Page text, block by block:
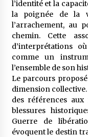
l’identité et la
la poignée de la
l’arrachement, au
chemin. Cette
d’interprétations
comme un
l’ensemble de son
Le parcours
dimension
des références
blessures
Guerre de
évoquent le destin